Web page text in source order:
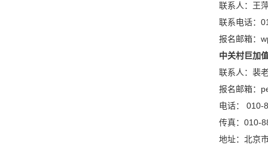
联系人：王
联系电话：
报名邮箱：
中关村巨加
联系人：裴
报名邮箱：
电话： 010-
传真：010-
地址：北京